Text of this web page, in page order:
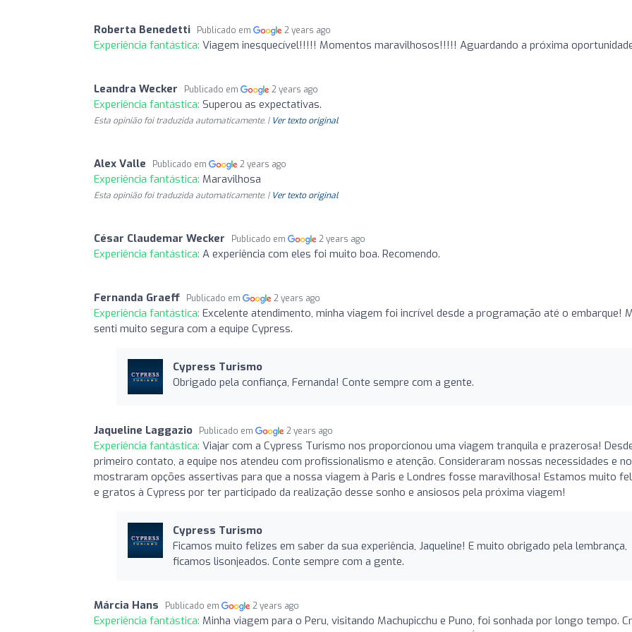
Roberta Benedetti Publicado em 2 years ago
Experiência fantástica: Viagem inesquecível!!!!! Momentos maravilhosos!!!!! Aguardando a próxima
Leandra Wecker Publicado em 2 years ago
Experiência fantástica: Superou as expectativas.
Esta opinião foi traduzida automaticamente. | Ver texto original
Alex Valle Publicado em 2 years ago
Experiência fantástica: Maravilhosa
Esta opinião foi traduzida automaticamente. | Ver texto original
César Claudemar Wecker Publicado em 2 years ago
Experiência fantástica: A experiência com eles foi muito boa. Recomendo.
Fernanda Graeff Publicado em 2 years ago
Experiência fantástica: Excelente atendimento, minha viagem foi incrível desde a programação até o embarque!
senti muito segura com a equipe Cypress.
Cypress Turismo
Obrigado pela confiança, Fernanda! Conte sempre com a gente.
Jaqueline Laggazio Publicado em 2 years ago
Experiência fantástica: Viajar com a Cypress Turismo nos proporcionou uma viagem tranquila e prazerosa!
primeiro contato, a equipe nos atendeu com profissionalismo e atenção. Consideraram nossas necessidades e
mostraram opções assertivas para que a nossa viagem à Paris e Londres fosse maravilhosa! Estamos muito
e gratos à Cypress por ter participado da realização desse sonho e ansiosos pela próxima viagem!
Cypress Turismo
Ficamos muito felizes em saber da sua experiência, Jaqueline! E muito obrigado pela lembrança,
ficamos lisonjeados. Conte sempre com a gente.
Márcia Hans Publicado em 2 years ago
Experiência fantástica: Minha viagem para o Peru, visitando Machupicchu e Puno, foi sonhada por longo tempo.